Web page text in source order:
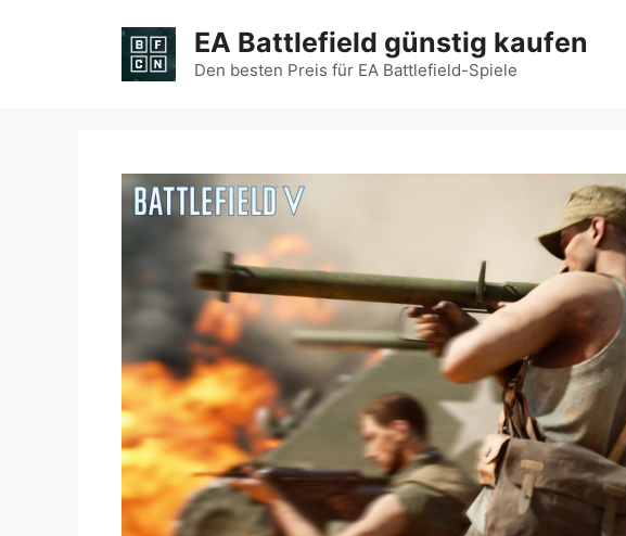
EA Battlefield günstig kaufen
Den besten Preis für EA Battlefield-Spiele